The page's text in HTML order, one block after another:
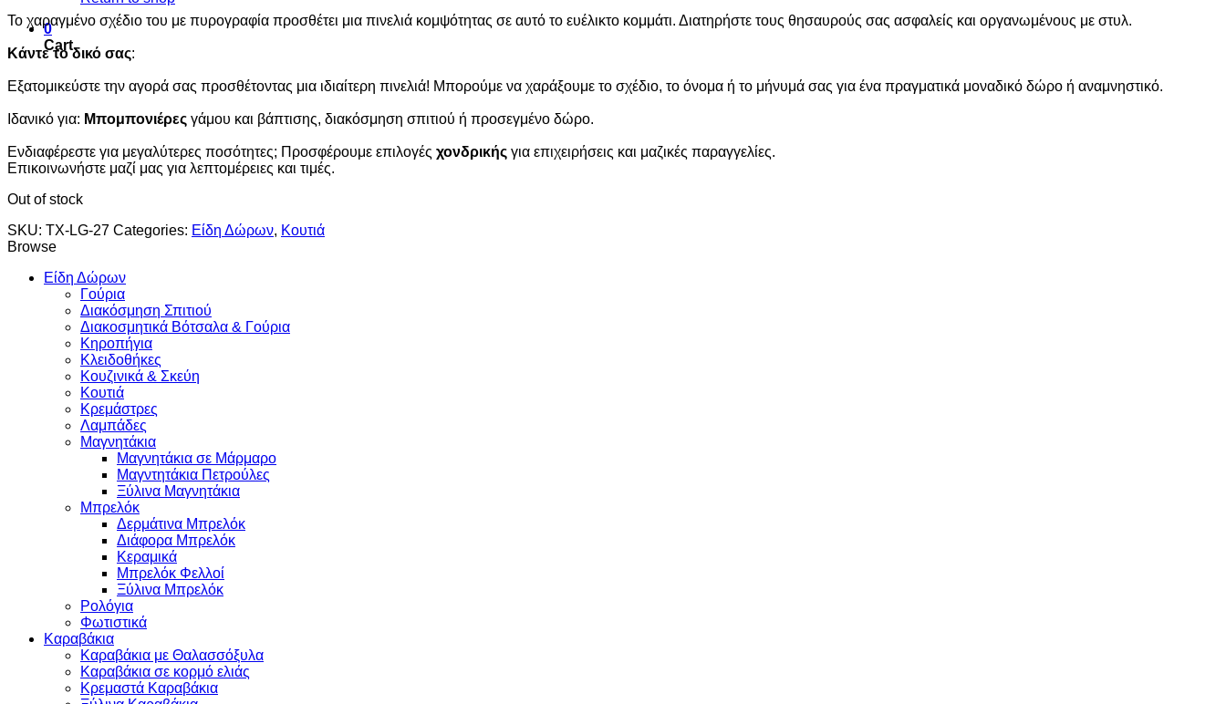
0
Cart
Το χαραγμένο σχέδιο του με πυρογραφία προσθέτει μια πινελιά κομψότητας σε αυτό το ευέλικτο κομμάτι. Διατηρήστε τους θησαυρούς σας ασφαλείς και οργανωμένους με στυλ.
Κάντε το δικό σας:
Εξατομικεύστε την αγορά σας προσθέτοντας μια ιδιαίτερη πινελιά! Μπορούμε να χαράξουμε το σχέδιο, το όνομα ή το μήνυμά σας για ένα πραγματικά μοναδικό δώρο ή αναμνηστικό.
Ιδανικό για: Μπομπονιέρες γάμου και βάπτισης, διακόσμηση σπιτιού ή προσεγμένο δώρο.
Ενδιαφέρεστε για μεγαλύτερες ποσότητες; Προσφέρουμε επιλογές χονδρικής για επιχειρήσεις και μαζικές παραγγελίες.
Επικοινωνήστε μαζί μας για λεπτομέρειες και τιμές.
Out of stock
SKU: TX-LG-27 Categories: Είδη Δώρων, Κουτιά
Browse
Είδη Δώρων
Γούρια
Διακόσμηση Σπιτιού
Διακοσμητικά Βότσαλα & Γούρια
Κηροπήγια
Κλειδοθήκες
Κουζινικά & Σκεύη
Κουτιά
Κρεμάστρες
Λαμπάδες
Μαγνητάκια
Μαγνητάκια σε Μάρμαρο
Μαγντητάκια Πετρούλες
Ξύλινα Μαγνητάκια
Μπρελόκ
Δερμάτινα Μπρελόκ
Διάφορα Μπρελόκ
Κεραμικά
Μπρελόκ Φελλοί
Ξύλινα Μπρελόκ
Ρολόγια
Φωτιστικά
Καραβάκια
Καραβάκια με Θαλασσόξυλα
Καραβάκια σε κορμό ελιάς
Κρεμαστά Καραβάκια